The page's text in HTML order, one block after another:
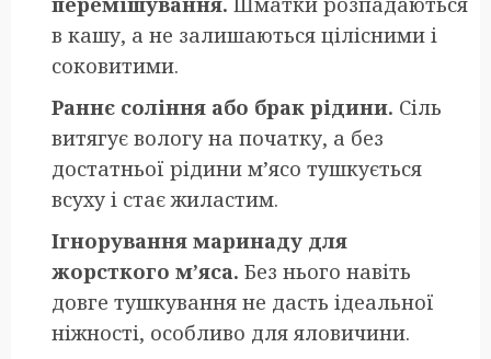
в кашу, а не залишаються цілісними і
соковитими.
Раннє соління або брак рідини. Сіль
витягує вологу на початку, а без
достатньої рідини м’ясо тушкується
всуху і стає жиластим.
Ігнорування маринаду для
жорсткого м’яса. Без нього навіть
довге тушкування не дасть ідеальної
ніжності, особливо для яловичини.